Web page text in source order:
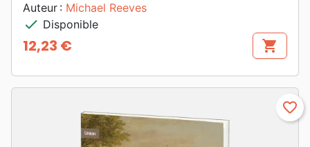
Auteur : Michael Reeves
check Disponible
Prix
12,23 € shopping_cart
favorite_border